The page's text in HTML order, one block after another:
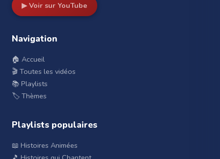
▶ Voir sur YouTube
Navigation
🏠 Accueil
🎬 Toutes les vidéos
📚 Playlists
🏷️ Thèmes
Playlists populaires
📖 Histoires Animées